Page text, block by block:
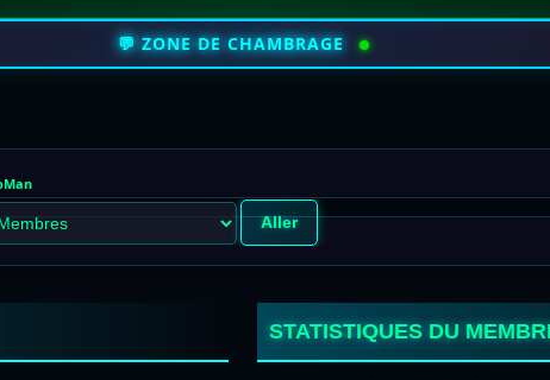
💬 ZONE DE CHAMBRAGE
STATISTIQUES DU